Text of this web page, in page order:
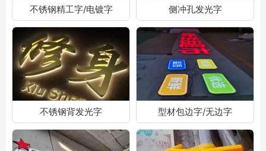
不锈钢精工字/电镀字 侧冲孔发光字
不锈钢背发光字 型材包边字/无边字